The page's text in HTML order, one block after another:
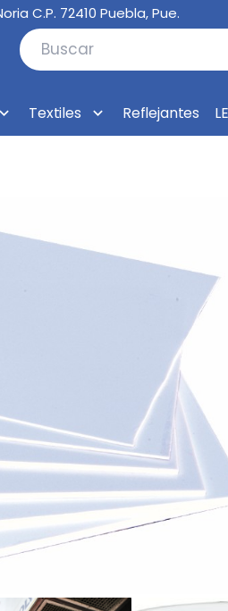
C.P. 72410 Puebla, Pue.
Textiles Reflejantes